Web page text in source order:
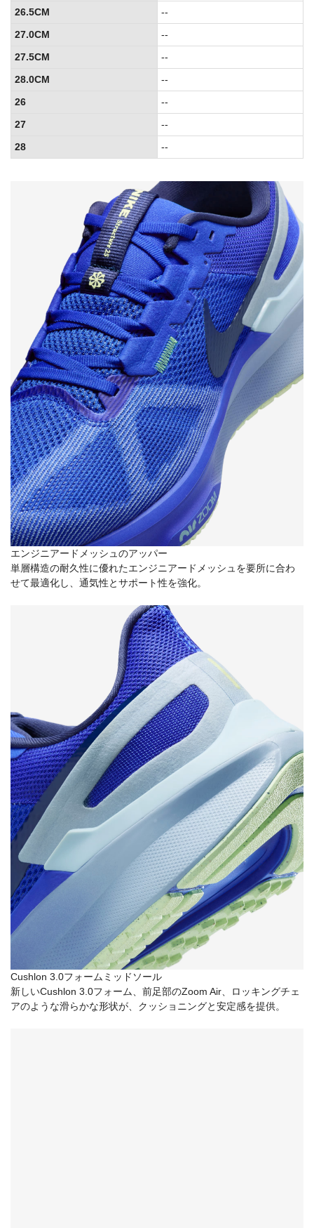
エンジニアードメッシュのアッパー
単層構造の耐久性に優れたエンジニアードメッシュを要所に合わ
せて最適化し、通気性とサポート性を強化。
Cushlon 3.0フォームミッドソール
新しいCushlon 3.0フォーム、前足部のZoom Air、ロッキングチェ
アのような滑らかな形状が、クッショニングと安定感を提供。
26.5CM
--
27.0CM
--
27.5CM
--
28.0CM
--
26
--
27
--
28
--